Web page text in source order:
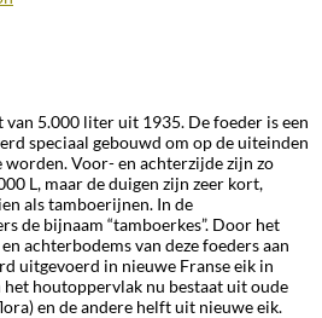
van 5.000 liter uit 1935. De foeder is een
speciaal gebouwd om op de uiteinden
worden. Voor- en achterzijde zijn zo
L, maar de duigen zijn zeer kort,
als tamboerijnen. In de
de bijnaam “tamboerkes”. Door het
achterbodems van deze foeders aan
uitgevoerd in nieuwe Franse eik in
houtoppervlak nu bestaat uit oude
en de andere helft uit nieuwe eik.